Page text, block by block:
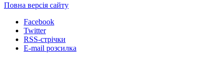
Повна версія сайту
Facebook
Twitter
RSS-стрічки
E-mail розсилка